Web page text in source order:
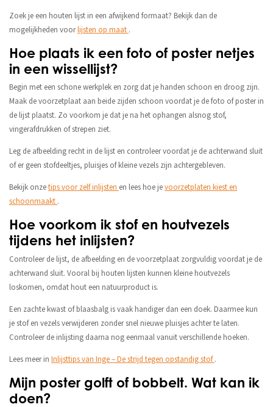
Zoek je een houten lijst in een afwijkend formaat? Bekijk dan de
mogelijkheden voorlijsten op maat .
Hoe plaats ik een foto of poster netjes
in een wissellijst?
Begin met een schone werkplek en zorg dat je handen schoon en droog zijn.
Maak de voorzetplaat aan beide zijden schoon voordat je de foto of poster in
de lijst plaatst. Zo voorkom je dat je na het ophangen alsnog stof,
vingerafdrukken of strepen ziet.
Leg de afbeelding recht in de lijst en controleer voordat je de achterwand sluit
of er geen stofdeeltjes, pluisjes of kleine vezels zijn achtergebleven.
Bekijk onzetips voor zelf inlijsten en lees hoe jevoorzetplaten kiest en
schoonmaakt .
Hoe voorkom ik stof en houtvezels
tijdens het inlijsten?
Controleer de lijst, de afbeelding en de voorzetplaat zorgvuldig voordat je de
achterwand sluit. Vooral bij houten lijsten kunnen kleine houtvezels
loskomen, omdat hout een natuurproduct is.
Een zachte kwast of blaasbalg is vaak handiger dan een doek. Daarmee kun
je stof en vezels verwijderen zonder snel nieuwe pluisjes achter te laten.
Controleer de inlijsting daarna nog eenmaal vanuit verschillende hoeken.
Lees meer in Inlijsttips van Inge – De strijd tegen opstandig stof.
Mijn poster golft of bobbelt. Wat kan ik
doen?